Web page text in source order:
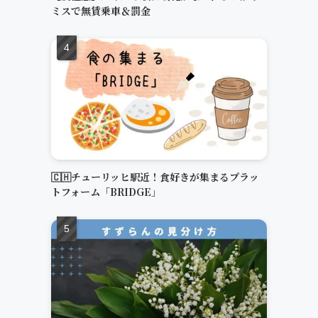
ミスで無賃乗車＆罰金
🇨🇭チューリッヒ駅近！食好きが集まるプラッ
トフォーム「BRIDGE」